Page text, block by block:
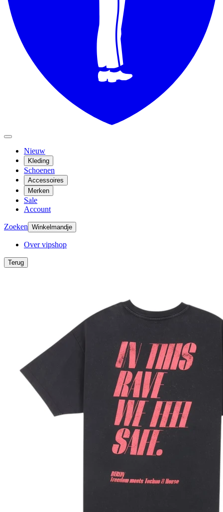
Nieuw
Kleding
Schoenen
Accessoires
Merken
Sale
Account
Zoeken Winkelmandje
Over vipshop
Terug